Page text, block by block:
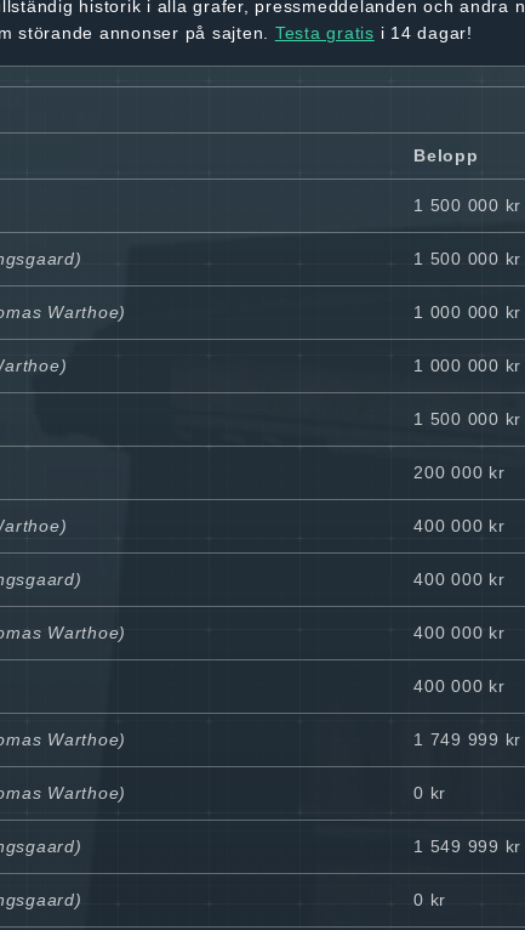
historik i alla grafer, pressmeddelanden och andra
störande annonser på sajten. Testa gratis i 14 dagar!
Belopp
1 500 000 kr
1 500 000 kr
Warthoe) 1 000 000 kr
1 000 000 kr
1 500 000 kr
200 000 kr
400 000 kr
400 000 kr
Warthoe) 400 000 kr
400 000 kr
Warthoe) 1 749 999 kr
Warthoe) 0 kr
1 549 999 kr
0 kr